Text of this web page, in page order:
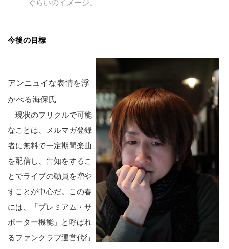
ぐらいのイメージ。
今後の目標
アンニュイな表情を浮
かべる海保氏
現状のフリクルで可能
なことは、メルマガ登録
者に無料で一定期間楽曲
を配信し、告知をするこ
とでライブの動員を増や
すことが中心だ。この春
には、「プレミアム・サ
ポーター機能」と呼ばれ
るファンクラブ運営代行